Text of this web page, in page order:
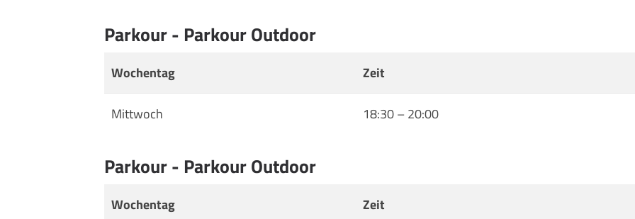
Parkour - Parkour Outdoor
Wochentag Zeit
Mittwoch
18:30–20:00
Parkour - Parkour Outdoor
Wochentag Zeit